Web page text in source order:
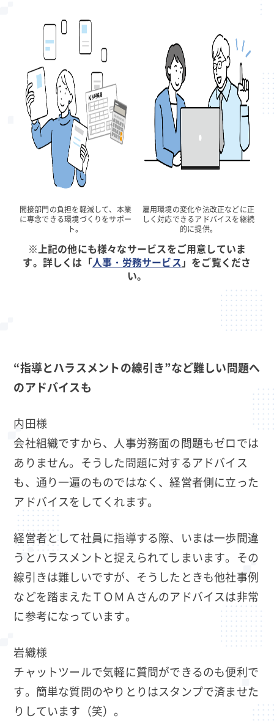
間接部門の負担を軽減して、本業
に専念できる環境づくりをサポー
ト。
雇用環境の変化や法改正などに正
しく対応できるアドバイスを継続
的に提供。
※上記の他にも様々なサービスをご用意していま
す。詳しくは「人事・労務サービス 」をご覧くださ
い。
“指導とハラスメントの線引き”など難しい問題へ
のアドバイスも
内田様
会社組織ですから、人事労務面の問題もゼロでは
ありません。そうした問題に対するアドバイス
も、通り一遍のものではなく、経営者側に立った
アドバイスをしてくれます。
経営者として社員に指導する際、いまは一歩間違
うとハラスメントと捉えられてしまいます。その
線引きは難しいですが、そうしたときも他社事例
などを踏まえたＴＯＭＡさんのアドバイスは非常
に参考になっています。
岩織様
チャットツールで気軽に質問ができるのも便利で
す。簡単な質問のやりとりはスタンプで済ませた
りしています（笑）。